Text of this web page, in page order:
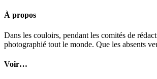
À propos
Dans les couloirs, pendant les comités de
photographié tout le monde. Que les absents
Voir…